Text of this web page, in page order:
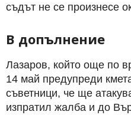
съдът не се произнесе
В допълнение
Лазаров, който още по
14 май предупреди
съветници, че ще
изпратил жалба и до